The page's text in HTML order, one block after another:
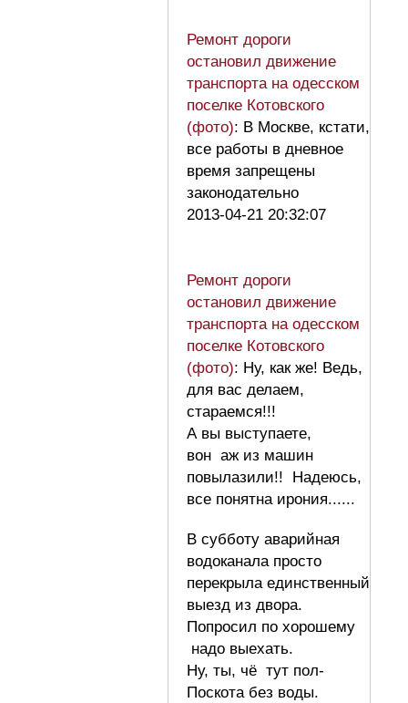
Ремонт дороги
остановил движение
транспорта на одесском
поселке Котовского
(фото): В Москве, кстати,
все работы в дневное
время запрещены
законодательно
2013-04-21 20:32:07
Ремонт дороги
остановил движение
транспорта на одесском
поселке Котовского
(фото): Ну, как же! Ведь,
для вас делаем,
стараемся!!!
А вы выступаете,
вон аж из машин
повылазили!! Надеюсь,
все понятна ирония......
В субботу аварийная
водоканала просто
перекрыла единственный
выезд из двора.
Попросил по хорошему
надо выехать.
Ну, ты, чё тут пол-
Поскота без воды.